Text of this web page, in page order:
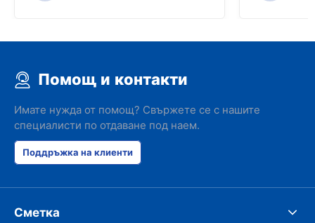
Помощ и контакти
Имате нужда от помощ? Свържете се с нашите
специалисти по отдаване под наем.
Поддръжка на клиенти
Сметка